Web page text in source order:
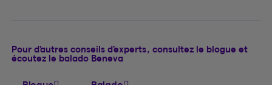
Pour d’autres conseils d’experts, consultez le blogue et
écoutez le balado Beneva